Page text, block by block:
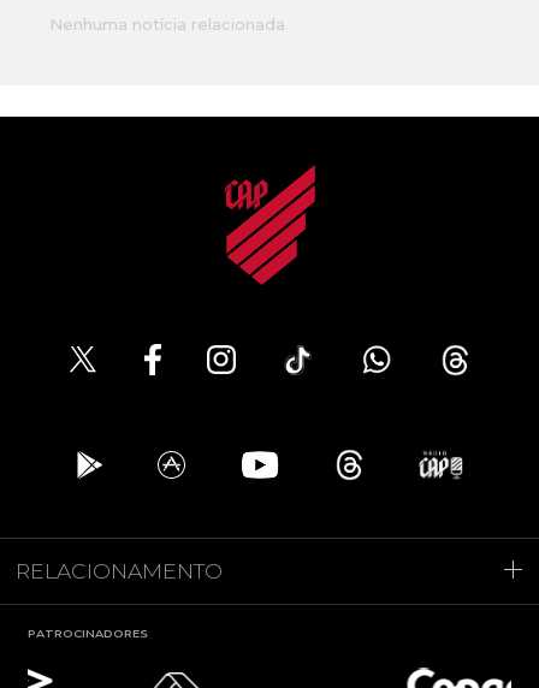
Nenhuma notícia relacionada
RELACIONAMENTO
PATROCINADORES